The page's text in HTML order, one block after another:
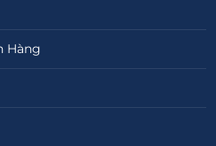
Hàng